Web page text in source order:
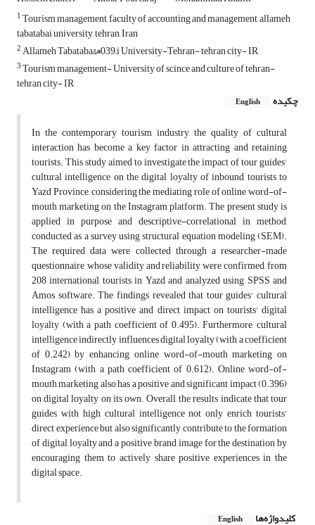
1Tourism management, faculty of accounting and management, allameh
tabatabai university, tehran, Iran
2Allameh Tabataba&#039;i University-Tehran- tehran city- IR
3Tourism management- University of scince and culture of tehran-
tehran city- IR
چکیده
English
In the contemporary tourism industry, the quality of cultural
interaction has become a key factor in attracting and retaining
tourists. This study aimed to investigate the impact of tour guides'
cultural intelligence on the digital loyalty of inbound tourists to
Yazd Province, considering the mediating role of online word-of-
mouth marketing on the Instagram platform. The present study is
applied in purpose and descriptive-correlational in method,
conducted as a survey using structural equation modeling (SEM).
The required data were collected through a researcher-made
questionnaire, whose validity and reliability were confirmed, from
208 international tourists in Yazd and analyzed using SPSS and
Amos software. The findings revealed that tour guides' cultural
intelligence has a positive and direct impact on tourists' digital
loyalty (with a path coefficient of 0.495). Furthermore, cultural
intelligence indirectly influences digital loyalty (with a coefficient
of 0.242) by enhancing online word-of-mouth marketing on
Instagram (with a path coefficient of 0.612). Online word-of-
mouth marketing also has a positive and significant impact (0.396)
on digital loyalty on its own. Overall, the results indicate that tour
guides with high cultural intelligence not only enrich tourists'
direct experience but also significantly contribute to the formation
of digital loyalty and a positive brand image for the destination by
encouraging them to actively share positive experiences in the
digital space.
کلیدواژه‌ها English